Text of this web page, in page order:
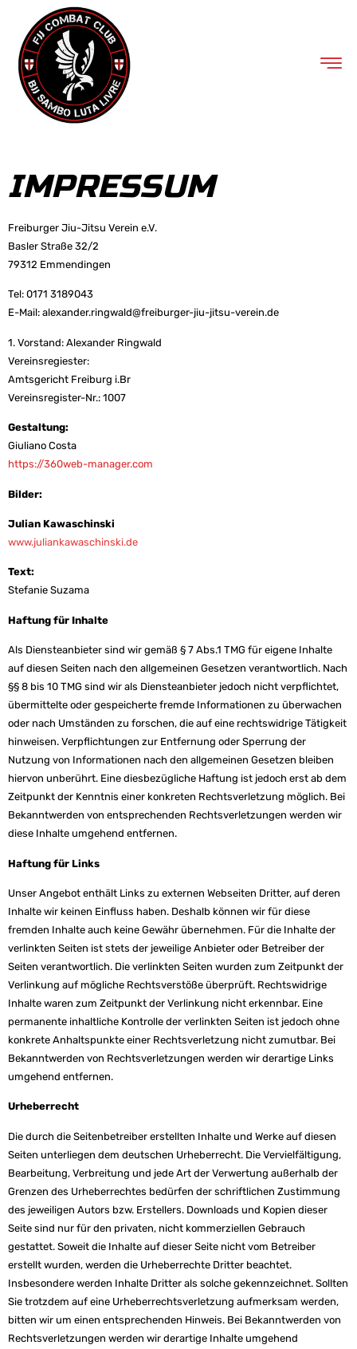
IMPRESSUM
Freiburger Jiu-Jitsu Verein e.V.
Basler Straße 32/2
79312 Emmendingen
Tel: 0171 3189043
E-Mail: alexander.ringwald@freiburger-jiu-jitsu-verein.de
1. Vorstand: Alexander Ringwald
Vereinsregiester:
Amtsgericht Freiburg i.Br
Vereinsregister-Nr.: 1007
Gestaltung:
Giuliano Costa
https://360web-manager.com
Bilder:
Julian Kawaschinski
www.juliankawaschinski.de
Text:
Stefanie Suzama
Haftung für Inhalte
Als Diensteanbieter sind wir gemäß § 7 Abs.1 TMG für eigene Inhalte
auf diesen Seiten nach den allgemeinen Gesetzen verantwortlich. Nach
§§ 8 bis 10 TMG sind wir als Diensteanbieter jedoch nicht verpflichtet,
übermittelte oder gespeicherte fremde Informationen zu überwachen
oder nach Umständen zu forschen, die auf eine rechtswidrige Tätigkeit
hinweisen. Verpflichtungen zur Entfernung oder Sperrung der
Nutzung von Informationen nach den allgemeinen Gesetzen bleiben
hiervon unberührt. Eine diesbezügliche Haftung ist jedoch erst ab dem
Zeitpunkt der Kenntnis einer konkreten Rechtsverletzung möglich. Bei
Bekanntwerden von entsprechenden Rechtsverletzungen werden wir
diese Inhalte umgehend entfernen.
Haftung für Links
Unser Angebot enthält Links zu externen Webseiten Dritter, auf deren
Inhalte wir keinen Einfluss haben. Deshalb können wir für diese
fremden Inhalte auch keine Gewähr übernehmen. Für die Inhalte der
verlinkten Seiten ist stets der jeweilige Anbieter oder Betreiber der
Seiten verantwortlich. Die verlinkten Seiten wurden zum Zeitpunkt der
Verlinkung auf mögliche Rechtsverstöße überprüft. Rechtswidrige
Inhalte waren zum Zeitpunkt der Verlinkung nicht erkennbar. Eine
permanente inhaltliche Kontrolle der verlinkten Seiten ist jedoch ohne
konkrete Anhaltspunkte einer Rechtsverletzung nicht zumutbar. Bei
Bekanntwerden von Rechtsverletzungen werden wir derartige Links
umgehend entfernen.
Urheberrecht
Die durch die Seitenbetreiber erstellten Inhalte und Werke auf diesen
Seiten unterliegen dem deutschen Urheberrecht. Die Vervielfältigung,
Bearbeitung, Verbreitung und jede Art der Verwertung außerhalb der
Grenzen des Urheberrechtes bedürfen der schriftlichen Zustimmung
des jeweiligen Autors bzw. Erstellers. Downloads und Kopien dieser
Seite sind nur für den privaten, nicht kommerziellen Gebrauch
gestattet. Soweit die Inhalte auf dieser Seite nicht vom Betreiber
erstellt wurden, werden die Urheberrechte Dritter beachtet.
Insbesondere werden Inhalte Dritter als solche gekennzeichnet. Sollten
Sie trotzdem auf eine Urheberrechtsverletzung aufmerksam werden,
bitten wir um einen entsprechenden Hinweis. Bei Bekanntwerden von
Rechtsverletzungen werden wir derartige Inhalte umgehend